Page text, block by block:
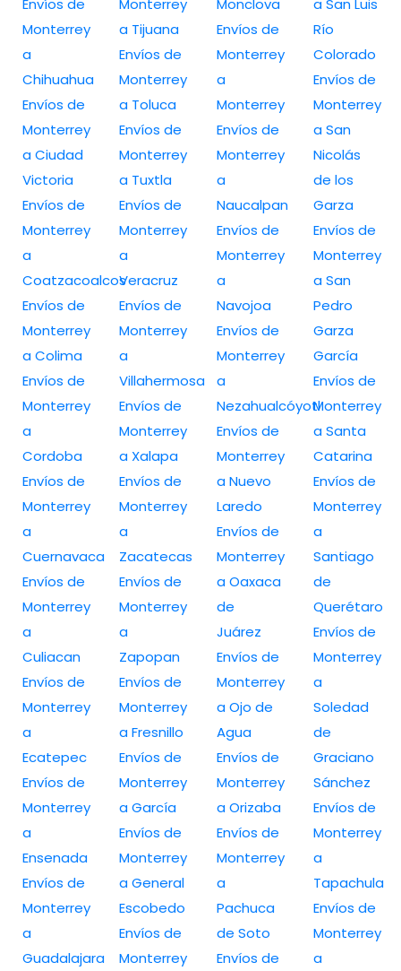
Envíos de
Monterrey
a
Chihuahua
Envíos de
Monterrey
a Ciudad
Victoria
Envíos de
Monterrey
a
Coatzacoalcos
Envíos de
Monterrey
a Colima
Envíos de
Monterrey
a
Cordoba
Envíos de
Monterrey
a
Cuernavaca
Envíos de
Monterrey
a
Culiacan
Envíos de
Monterrey
a
Ecatepec
Envíos de
Monterrey
a
Ensenada
Envíos de
Monterrey
a
Guadalajara
Monterrey
a Tijuana
Envíos de
Monterrey
a Toluca
Envíos de
Monterrey
a Tuxtla
Envíos de
Monterrey
a
Veracruz
Envíos de
Monterrey
a
Villahermosa
Envíos de
Monterrey
a Xalapa
Envíos de
Monterrey
a
Zacatecas
Envíos de
Monterrey
a
Zapopan
Envíos de
Monterrey
a Fresnillo
Envíos de
Monterrey
a García
Envíos de
Monterrey
a General
Escobedo
Envíos de
Monterrey
Monclova
Envíos de
Monterrey
a
Monterrey
Envíos de
Monterrey
a
Naucalpan
Envíos de
Monterrey
a
Navojoa
Envíos de
Monterrey
a
Nezahualcóyotl
Envíos de
Monterrey
a Nuevo
Laredo
Envíos de
Monterrey
a Oaxaca
de
Juárez
Envíos de
Monterrey
a Ojo de
Agua
Envíos de
Monterrey
a Orizaba
Envíos de
Monterrey
a
Pachuca
de Soto
Envíos de
a San Luis
Río
Colorado
Envíos de
Monterrey
a San
Nicolás
de los
Garza
Envíos de
Monterrey
a San
Pedro
Garza
García
Envíos de
Monterrey
a Santa
Catarina
Envíos de
Monterrey
a
Santiago
de
Querétaro
Envíos de
Monterrey
a
Soledad
de
Graciano
Sánchez
Envíos de
Monterrey
a
Tapachula
Envíos de
Monterrey
a